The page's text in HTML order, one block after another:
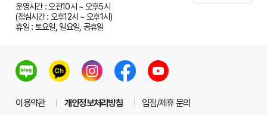
운영시간 : 오전10시 ~ 오후5시
(점심시간 : 오후12시 ~ 오후1시)
휴일 : 토요일, 일요일, 공휴일
이용약관 개인정보처리방침 입점/제휴 문의